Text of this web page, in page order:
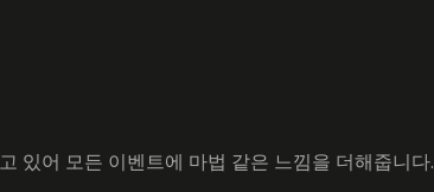
있어 모든 이벤트에 마법 같은 느낌을 더해줍니다.